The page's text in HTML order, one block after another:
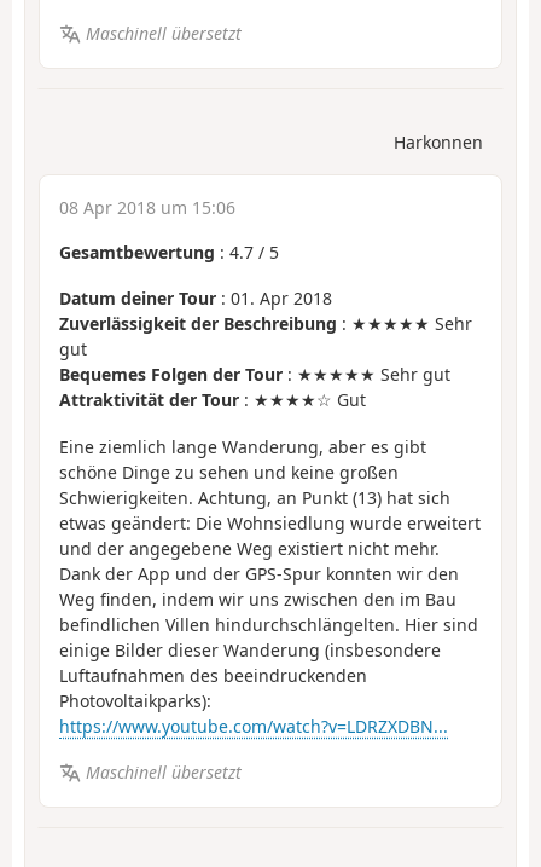
Maschinell übersetzt
Harkonnen
08 Apr 2018 um 15:06
Gesamtbewertung : 4.7 / 5
Datum deiner Tour : 01. Apr 2018
Zuverlässigkeit der Beschreibung : ★★★★★ Sehr
gut
Bequemes Folgen der Tour : ★★★★★ Sehr gut
Attraktivität der Tour : ★★★★☆ Gut
Eine ziemlich lange Wanderung, aber es gibt
schöne Dinge zu sehen und keine großen
Schwierigkeiten. Achtung, an Punkt (13) hat sich
etwas geändert: Die Wohnsiedlung wurde erweitert
und der angegebene Weg existiert nicht mehr.
Dank der App und der GPS-Spur konnten wir den
Weg finden, indem wir uns zwischen den im Bau
befindlichen Villen hindurchschlängelten. Hier sind
einige Bilder dieser Wanderung (insbesondere
Luftaufnahmen des beeindruckenden
Photovoltaikparks):
https://www.youtube.com/watch?v=LDRZXDBN...
Maschinell übersetzt